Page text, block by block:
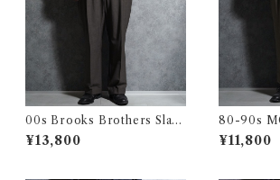
00s Brooks Brothers Slack
s Wool Trousers Houndsto
oth ブルックス・ブラザーズ
¥13,800
80-90s MONSIEUR by GI
VENCHY
ool
¥11,800